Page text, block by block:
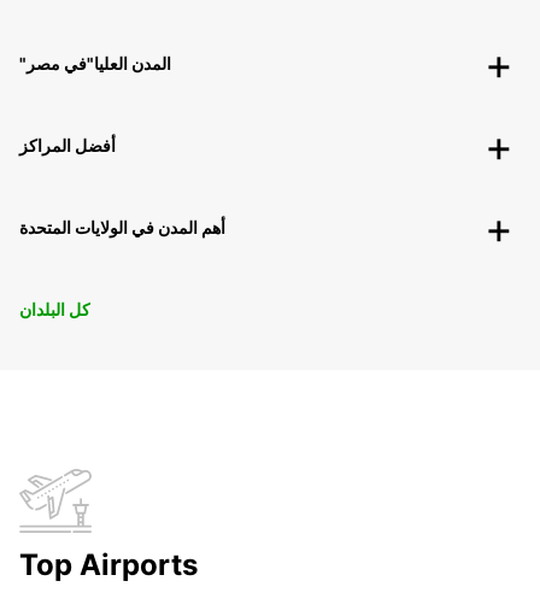
"المدن العليا"في مصر
أفضل المراكز
أهم المدن في الولايات المتحدة
كل البلدان
Top Airports